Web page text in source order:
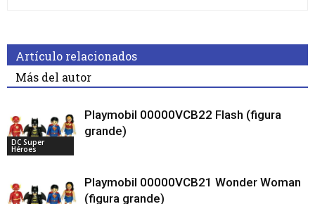
Artículo relacionados
Más del autor
DC Super
Héroes
Playmobil 00000VCB22 Flash (figura
grande)
Playmobil 00000VCB21 Wonder Woman
(figura grande)